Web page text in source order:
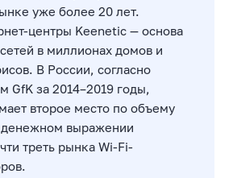
уже более 20 лет.
центры Keenetic — основа
в миллионах домов и
В России, согласно
GfK за 2014–2019 годы,
второе место по объему
денежном выражении
треть рынка Wi-Fi-